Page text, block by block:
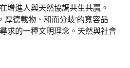
增進人與天然協調共生共贏。
厚德載物、和而分歧’的寬容品
求的一種文明理念。天然與社會